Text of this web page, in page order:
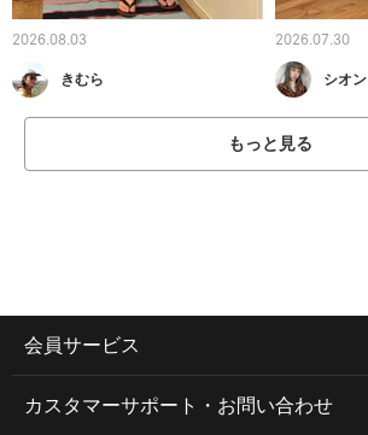
2026.08.03
きむら
2026.07.30
シオン
もっと見る
会員サービス
カスタマーサポート・お問い合わせ